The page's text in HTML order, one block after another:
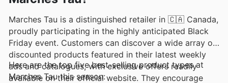
avant.
Marches Tau is a distinguished retailer in 🇨🇦 Canada,
proudly participating in the highly anticipated Black
Friday event. Customers can discover a wide array of
discounted products featured in their latest weekly
ads and catalogues, with exclusive offers readily
available on their official website. They encourage
Here are the top five best-selling product types at
Marches Tau this season: